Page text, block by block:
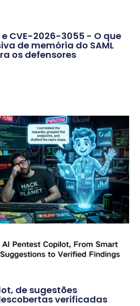
CVE-2026-3055 - O que
de memória do SAML
os defensores
de sugestões
verificadas